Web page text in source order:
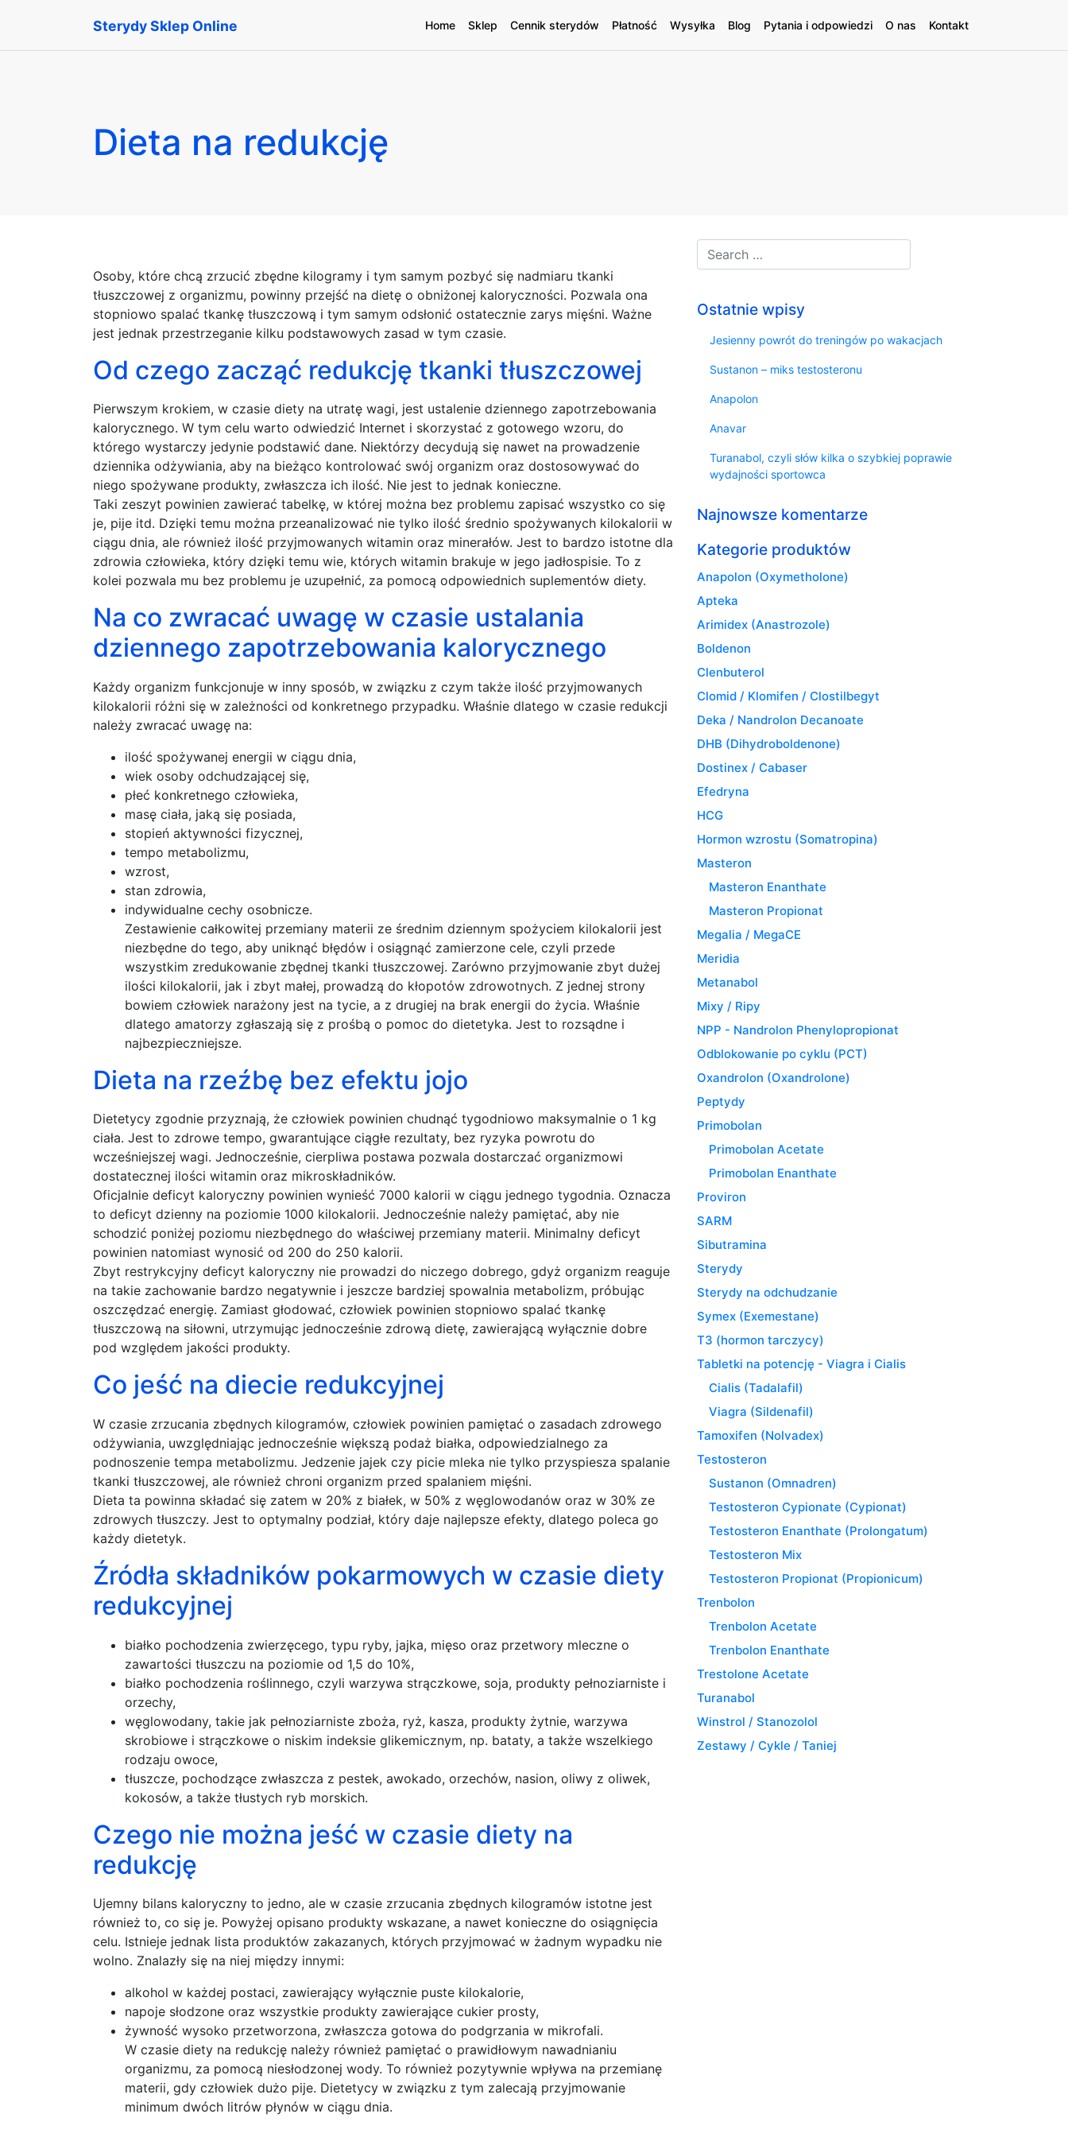
Sterydy Sklep Online Home Sklep Cennik sterydów Płatność Wysyłka Blog Pytania i odpowiedzi O nas Kontakt
Dieta na redukcję
Osoby, które chcą zrzucić zbędne kilogramy i tym samym pozbyć się nadmiaru tkanki
tłuszczowej z organizmu, powinny przejść na dietę o obniżonej kaloryczności. Pozwala ona
stopniowo spalać tkankę tłuszczową i tym samym odsłonić ostatecznie zarys mięśni. Ważne
jest jednak przestrzeganie kilku podstawowych zasad w tym czasie.
Od czego zacząć redukcję tkanki tłuszczowej
Pierwszym krokiem, w czasie diety na utratę wagi, jest ustalenie dziennego zapotrzebowania
kalorycznego. W tym celu warto odwiedzić Internet i skorzystać z gotowego wzoru, do
którego wystarczy jedynie podstawić dane. Niektórzy decydują się nawet na prowadzenie
dziennika odżywiania, aby na bieżąco kontrolować swój organizm oraz dostosowywać do
niego spożywane produkty, zwłaszcza ich ilość. Nie jest to jednak konieczne.
Taki zeszyt powinien zawierać tabelkę, w której można bez problemu zapisać wszystko co się
je, pije itd. Dzięki temu można przeanalizować nie tylko ilość średnio spożywanych kilokalorii w
ciągu dnia, ale również ilość przyjmowanych witamin oraz minerałów. Jest to bardzo istotne dla
zdrowia człowieka, który dzięki temu wie, których witamin brakuje w jego jadłospisie. To z
kolei pozwala mu bez problemu je uzupełnić, za pomocą odpowiednich suplementów diety.
Na co zwracać uwagę w czasie ustalania
dziennego zapotrzebowania kalorycznego
Każdy organizm funkcjonuje w inny sposób, w związku z czym także ilość przyjmowanych
kilokalorii różni się w zależności od konkretnego przypadku. Właśnie dlatego w czasie redukcji
należy zwracać uwagę na:
ilość spożywanej energii w ciągu dnia,
wiek osoby odchudzającej się,
płeć konkretnego człowieka,
masę ciała, jaką się posiada,
stopień aktywności fizycznej,
tempo metabolizmu,
wzrost,
stan zdrowia,
indywidualne cechy osobnicze.
Zestawienie całkowitej przemiany materii ze średnim dziennym spożyciem kilokalorii jest
niezbędne do tego, aby uniknąć błędów i osiągnąć zamierzone cele, czyli przede
wszystkim zredukowanie zbędnej tkanki tłuszczowej. Zarówno przyjmowanie zbyt dużej
ilości kilokalorii, jak i zbyt małej, prowadzą do kłopotów zdrowotnych. Z jednej strony
bowiem człowiek narażony jest na tycie, a z drugiej na brak energii do życia. Właśnie
dlatego amatorzy zgłaszają się z prośbą o pomoc do dietetyka. Jest to rozsądne i
najbezpieczniejsze.
Dieta na rzeźbę bez efektu jojo
Dietetycy zgodnie przyznają, że człowiek powinien chudnąć tygodniowo maksymalnie o 1 kg
ciała. Jest to zdrowe tempo, gwarantujące ciągłe rezultaty, bez ryzyka powrotu do
wcześniejszej wagi. Jednocześnie, cierpliwa postawa pozwala dostarczać organizmowi
dostatecznej ilości witamin oraz mikroskładników.
Oficjalnie deficyt kaloryczny powinien wynieść 7000 kalorii w ciągu jednego tygodnia. Oznacza
to deficyt dzienny na poziomie 1000 kilokalorii. Jednocześnie należy pamiętać, aby nie
schodzić poniżej poziomu niezbędnego do właściwej przemiany materii. Minimalny deficyt
powinien natomiast wynosić od 200 do 250 kalorii.
Zbyt restrykcyjny deficyt kaloryczny nie prowadzi do niczego dobrego, gdyż organizm reaguje
na takie zachowanie bardzo negatywnie i jeszcze bardziej spowalnia metabolizm, próbując
oszczędzać energię. Zamiast głodować, człowiek powinien stopniowo spalać tkankę
tłuszczową na siłowni, utrzymując jednocześnie zdrową dietę, zawierającą wyłącznie dobre
pod względem jakości produkty.
Co jeść na diecie redukcyjnej
W czasie zrzucania zbędnych kilogramów, człowiek powinien pamiętać o zasadach zdrowego
odżywiania, uwzględniając jednocześnie większą podaż białka, odpowiedzialnego za
podnoszenie tempa metabolizmu. Jedzenie jajek czy picie mleka nie tylko przyspiesza spalanie
tkanki tłuszczowej, ale również chroni organizm przed spalaniem mięśni.
Dieta ta powinna składać się zatem w 20% z białek, w 50% z węglowodanów oraz w 30% ze
zdrowych tłuszczy. Jest to optymalny podział, który daje najlepsze efekty, dlatego poleca go
każdy dietetyk.
Źródła składników pokarmowych w czasie diety
redukcyjnej
białko pochodzenia zwierzęcego, typu ryby, jajka, mięso oraz przetwory mleczne o
zawartości tłuszczu na poziomie od 1,5 do 10%,
białko pochodzenia roślinnego, czyli warzywa strączkowe, soja, produkty pełnoziarniste i
orzechy,
węglowodany, takie jak pełnoziarniste zboża, ryż, kasza, produkty żytnie, warzywa
skrobiowe i strączkowe o niskim indeksie glikemicznym, np. bataty, a także wszelkiego
rodzaju owoce,
tłuszcze, pochodzące zwłaszcza z pestek, awokado, orzechów, nasion, oliwy z oliwek,
kokosów, a także tłustych ryb morskich.
Czego nie można jeść w czasie diety na
redukcję
Ujemny bilans kaloryczny to jedno, ale w czasie zrzucania zbędnych kilogramów istotne jest
również to, co się je. Powyżej opisano produkty wskazane, a nawet konieczne do osiągnięcia
celu. Istnieje jednak lista produktów zakazanych, których przyjmować w żadnym wypadku nie
wolno. Znalazły się na niej między innymi:
alkohol w każdej postaci, zawierający wyłącznie puste kilokalorie,
napoje słodzone oraz wszystkie produkty zawierające cukier prosty,
żywność wysoko przetworzona, zwłaszcza gotowa do podgrzania w mikrofali.
W czasie diety na redukcję należy również pamiętać o prawidłowym nawadnianiu
organizmu, za pomocą niesłodzonej wody. To również pozytywnie wpływa na przemianę
materii, gdy człowiek dużo pije. Dietetycy w związku z tym zalecają przyjmowanie
minimum dwóch litrów płynów w ciągu dnia.
Ostatnie wpisy
Jesienny powrót do treningów po wakacjach
Sustanon – miks testosteronu
Anapolon
Anavar
Turanabol, czyli słów kilka o szybkiej poprawie
wydajności sportowca
Najnowsze komentarze
Kategorie produktów
Anapolon (Oxymetholone)
Apteka
Arimidex (Anastrozole)
Boldenon
Clenbuterol
Clomid / Klomifen / Clostilbegyt
Deka / Nandrolon Decanoate
DHB (Dihydroboldenone)
Dostinex / Cabaser
Efedryna
HCG
Hormon wzrostu (Somatropina)
Masteron
Masteron Enanthate
Masteron Propionat
Megalia / MegaCE
Meridia
Metanabol
Mixy / Ripy
NPP - Nandrolon Phenylopropionat
Odblokowanie po cyklu (PCT)
Oxandrolon (Oxandrolone)
Peptydy
Primobolan
Primobolan Acetate
Primobolan Enanthate
Proviron
SARM
Sibutramina
Sterydy
Sterydy na odchudzanie
Symex (Exemestane)
T3 (hormon tarczycy)
Tabletki na potencję - Viagra i Cialis
Cialis (Tadalafil)
Viagra (Sildenafil)
Tamoxifen (Nolvadex)
Testosteron
Sustanon (Omnadren)
Testosteron Cypionate (Cypionat)
Testosteron Enanthate (Prolongatum)
Testosteron Mix
Testosteron Propionat (Propionicum)
Trenbolon
Trenbolon Acetate
Trenbolon Enanthate
Trestolone Acetate
Turanabol
Winstrol / Stanozolol
Zestawy / Cykle / Taniej